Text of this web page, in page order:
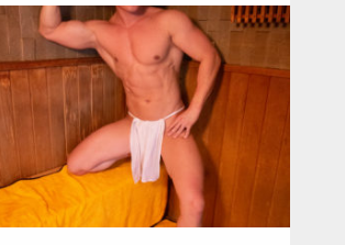
Update:
2023.02.11
Category:
筋肉銭湯2 その他 YOSHI
腕二頭筋
腹筋 川口 (埼玉)
ダウンロード